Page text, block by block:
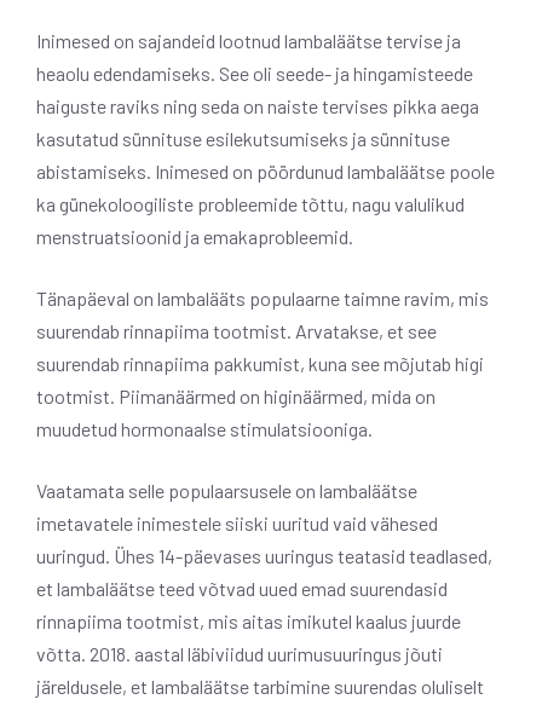
Inimesed on sajandeid lootnud lambaläätse tervise ja
heaolu edendamiseks. See oli seede- ja hingamisteede
haiguste raviks ning seda on naiste tervises pikka aega
kasutatud sünnituse esilekutsumiseks ja sünnituse
abistamiseks. Inimesed on pöördunud lambaläätse poole
ka günekoloogiliste probleemide tõttu, nagu valulikud
menstruatsioonid ja emakaprobleemid.
Tänapäeval on lambalääts populaarne taimne ravim, mis
suurendab rinnapiima tootmist. Arvatakse, et see
suurendab rinnapiima pakkumist, kuna see mõjutab higi
tootmist. Piimanäärmed on higinäärmed, mida on
muudetud hormonaalse stimulatsiooniga.
Vaatamata selle populaarsusele on lambaläätse
imetavatele inimestele siiski uuritud vaid vähesed
uuringud. Ühes 14-päevases uuringus teatasid teadlased,
et lambaläätse teed võtvad uued emad suurendasid
rinnapiima tootmist, mis aitas imikutel kaalus juurde
võtta. 2018. aastal läbiviidud uurimusuuringus jõuti
järeldusele, et lambaläätse tarbimine suurendas oluliselt